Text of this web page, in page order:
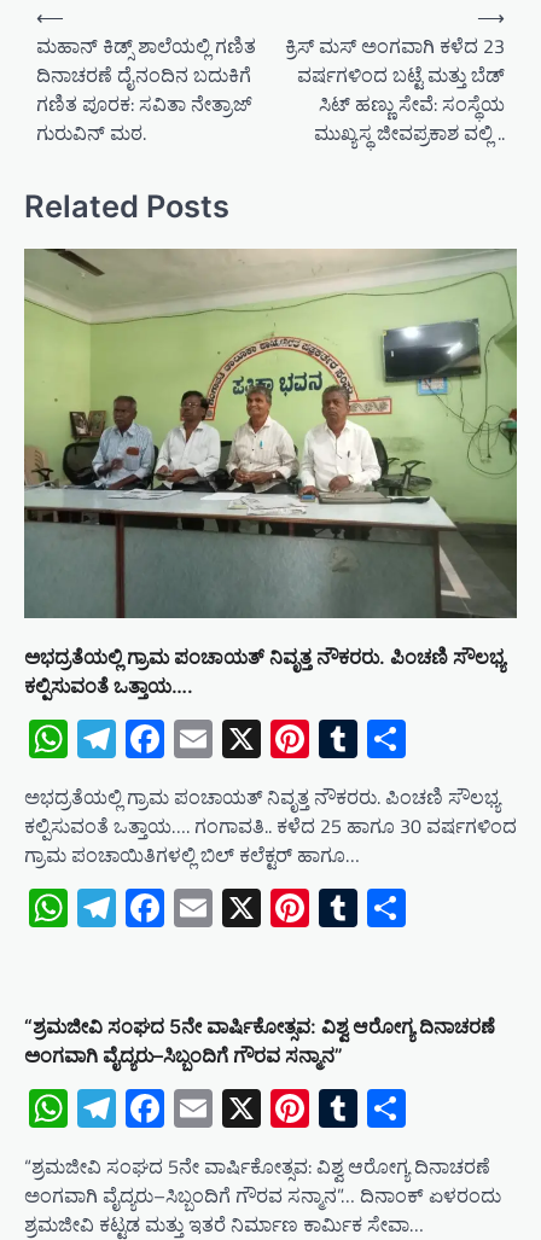
a
i
g
o
n
⟵
ಮಹಾನ್ ಕಿಡ್ಸ್ ಶಾಲೆಯಲ್ಲಿ ಗಣಿತ
ದಿನಾಚರಣೆ ದೈನಂದಿನ ಬದುಕಿಗೆ
ಗಣಿತ ಪೂರಕ: ಸವಿತಾ ನೇತ್ರಾಜ್
ಗುರುವಿನ್ ಮಠ.
ಕ್ರಿಸ್ ಮಸ್ ಅಂಗವಾಗಿ ಕಳೆದ 23
ವರ್ಷಗಳಿಂದ ಬಟ್ಟೆ ಮತ್ತು ಬೆಡ್
ಸಿಟ್ ಹಣ್ಣು ಸೇವೆ: ಸಂಸ್ಥೆಯ
ಮುಖ್ಯಸ್ಥ ಜೀವಪ್ರಕಾಶ ವಲ್ಲಿ ..
⟶
Related Posts
ಅಭದ್ರತೆಯಲ್ಲಿ ಗ್ರಾಮ ಪಂಚಾಯತ್ ನಿವೃತ್ತ ನೌಕರರು. ಪಿಂಚಣಿ ಸೌಲಭ್ಯ
ಕಲ್ಪಿಸುವಂತೆ ಒತ್ತಾಯ….
WhatsApp
Telegram
Facebook
Email
X Pinterest
Tumblr
ಅಭದ್ರತೆಯಲ್ಲಿ ಗ್ರಾಮ ಪಂಚಾಯತ್ ನಿವೃತ್ತ ನೌಕರರು. ಪಿಂಚಣಿ ಸೌಲಭ್ಯ
ಕಲ್ಪಿಸುವಂತೆ ಒತ್ತಾಯ…. ಗಂಗಾವತಿ.. ಕಳೆದ 25 ಹಾಗೂ 30 ವರ್ಷಗಳಿಂದ
ಗ್ರಾಮ ಪಂಚಾಯಿತಿಗಳಲ್ಲಿ ಬಿಲ್ ಕಲೆಕ್ಟರ್ ಹಾಗೂ…
WhatsApp
Telegram
Facebook
Email
X Pinterest
Tumblr
“ಶ್ರಮಜೀವಿ ಸಂಘದ 5ನೇ ವಾರ್ಷಿಕೋತ್ಸವ: ವಿಶ್ವ ಆರೋಗ್ಯ ದಿನಾಚರಣೆ
ಅಂಗವಾಗಿ ವೈದ್ಯರು–ಸಿಬ್ಬಂದಿಗೆ ಗೌರವ ಸನ್ಮಾನ”
WhatsApp
Telegram
Facebook
Email
X Pinterest
Tumblr
“ಶ್ರಮಜೀವಿ ಸಂಘದ 5ನೇ ವಾರ್ಷಿಕೋತ್ಸವ: ವಿಶ್ವ ಆರೋಗ್ಯ ದಿನಾಚರಣೆ
ಅಂಗವಾಗಿ ವೈದ್ಯರು–ಸಿಬ್ಬಂದಿಗೆ ಗೌರವ ಸನ್ಮಾನ”… ದಿನಾಂಕ್ ಏಳರಂದು
ಶ್ರಮಜೀವಿ ಕಟ್ಟಡ ಮತ್ತು ಇತರೆ ನಿರ್ಮಾಣ ಕಾರ್ಮಿಕ ಸೇವಾ…